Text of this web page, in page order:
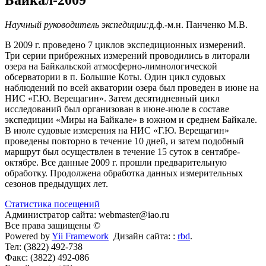
Научный руководитель экспедиции:д.ф.-м.н. Панченко М.В.
В 2009 г. проведено 7 циклов экспедиционных измерений.
Три серии прибрежных измерений проводились в литорали
озера на Байкальской атмосферно-лимнологической
обсерватории в п. Большие Коты. Один цикл судовых
наблюдений по всей акватории озера был проведен в июне на
НИС «Г.Ю. Верещагин». Затем десятидневный цикл
исследований был организован в июне-июле в составе
экспедиции «Миры на Байкале» в южном и среднем Байкале.
В июле судовые измерения на НИС «Г.Ю. Верещагин»
проведены повторно в течение 10 дней, и затем подобный
маршрут был осуществлен в течение 15 суток в сентябре-
октябре. Все данные 2009 г. прошли предварительную
обработку. Продолжена обработка данных измерительных
сезонов предыдущих лет.
Статистика посещений
Администратор сайта: webmaster@iao.ru
Все права защищены ©
Powered byYii Framework Дизайн сайта: : rbd.
Тел: (3822) 492-738
Факс: (3822) 492-086